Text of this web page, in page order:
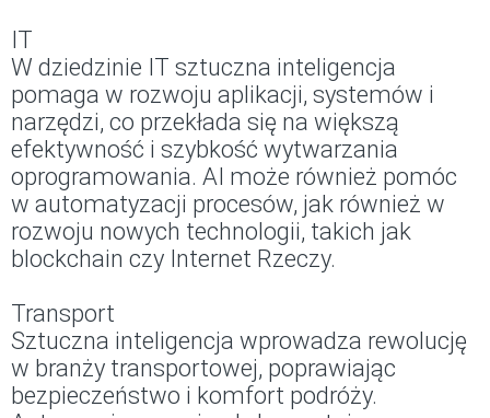
IT
W dziedzinie IT sztuczna inteligencja
pomaga w rozwoju aplikacji, systemów i
narzędzi, co przekłada się na większą
efektywność i szybkość wytwarzania
oprogramowania. AI może również pomóc
w automatyzacji procesów, jak również w
rozwoju nowych technologii, takich jak
blockchain czy Internet Rzeczy.
Transport
Sztuczna inteligencja wprowadza rewolucję
w branży transportowej, poprawiając
bezpieczeństwo i komfort podróży.